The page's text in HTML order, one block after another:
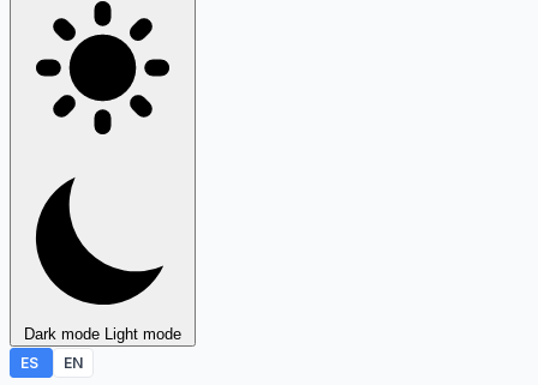
Dark mode Light mode
ES
EN